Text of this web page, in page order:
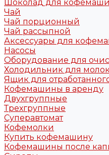
Шоколад для
Чай
Чай порционный
Чай рассыпной
Аксессуары для
Насосы
Оборудование для
Холодильник для
Ящик для
Кофемашины в аренду
Двухгруппные
Трехгруппные
Суперавтомат
Кофемолки
Купить кофемашину
Кофемашины после